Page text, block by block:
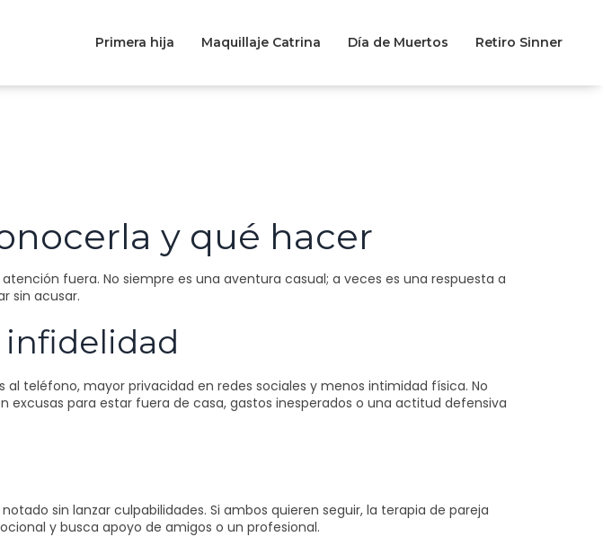
Primera hija Maquillaje Catrina Día de Muertos Retiro Sinner
y qué hacer
fuera. No siempre es una aventura casual; a veces es una respuesta a
sin acusar.
teléfono, mayor privacidad en redes sociales y menos intimidad física. No
para estar fuera de casa, gastos inesperados o una actitud defensiva
sin lanzar culpabilidades. Si ambos quieren seguir, la terapia de pareja
y busca apoyo de amigos o un profesional.